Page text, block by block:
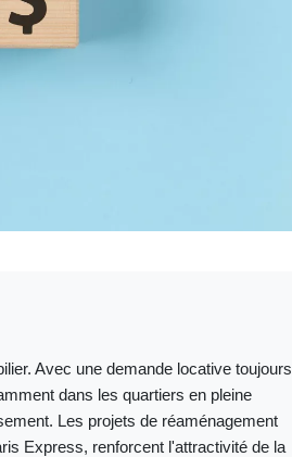
Avec une demande locative toujours
dans les quartiers en pleine
Les projets de réaménagement
Express, renforcent l'attractivité de la